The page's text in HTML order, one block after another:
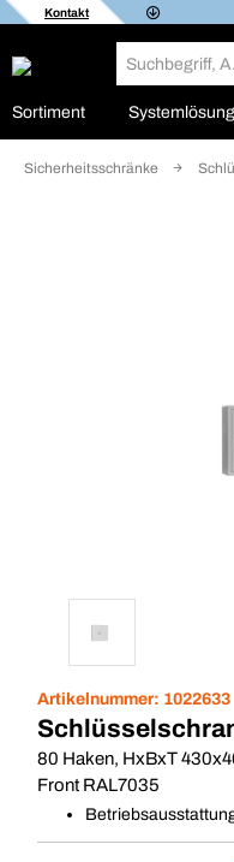
Kontakt
Sortiment
Sicherheitsschränke
Artikelnummer: 1022633
80 Haken, HxBxT
Front RAL7035